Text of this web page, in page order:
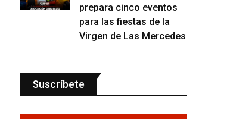
prepara cinco eventos
para las fiestas de la
Virgen de Las Mercedes
Suscríbete